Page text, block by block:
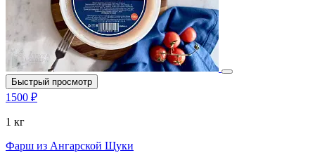
Быстрый просмотр
1500 ₽
1 кг
Фарш из Ангарской Щуки